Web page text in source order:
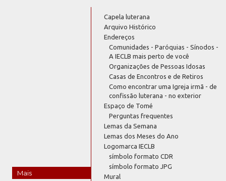
Mais
Capela luterana
Arquivo Histórico
Endereços
Comunidades - Paróquias - Sínodos -
A IECLB mais perto de você
Organizações de Pessoas Idosas
Casas de Encontros e de Retiros
Como encontrar uma Igreja irmã - de
confissão luterana - no exterior
Espaço de Tomé
Perguntas frequentes
Lemas da Semana
Lemas dos Meses do Ano
Logomarca IECLB
símbolo formato CDR
símbolo formato JPG
Mural